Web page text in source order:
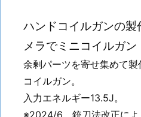
ハンドコイルガンの
メラでミニコイルガン
余剰パーツを寄せ集めて
コイルガン。
入力エネルギー13.5J。
※2024/6 銃刀法改正によ